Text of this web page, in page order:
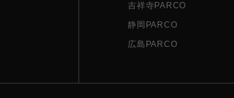
吉祥寺PARCO
静岡PARCO
広島PARCO